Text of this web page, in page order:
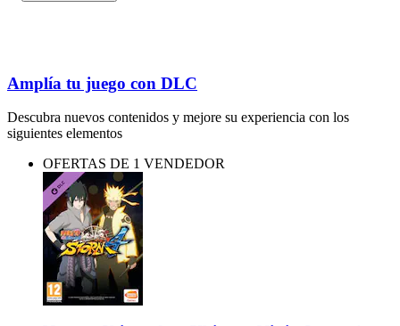
Amplía tu juego con DLC
Descubra nuevos contenidos y mejore su experiencia con los
siguientes elementos
OFERTAS DE 1 VENDEDOR